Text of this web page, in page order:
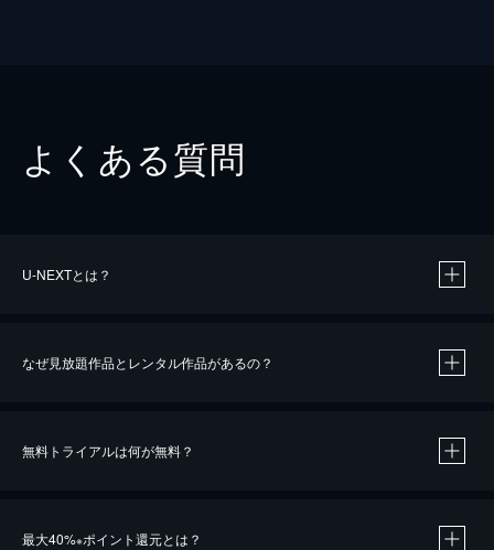
よくある質問
U-NEXTとは？
なぜ見放題作品とレンタル作品があるの？
無料トライアルは何が無料？
最大40%※ポイント還元とは？